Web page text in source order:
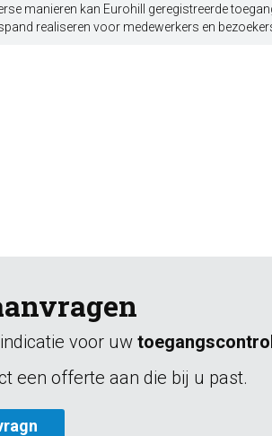
manieren kan Eurohill geregistreerde
realiseren voor medewerkers en
voor uw
een offerte aan die bij u past.